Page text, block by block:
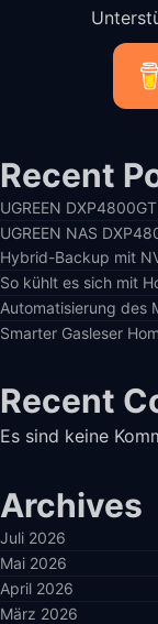
Recent
UGREEN
UGREEN NAS
Hybrid-Backup mit
So kühlt es sich mit
Automatisierung des
Smarter Gasleser
Recent
Es sind keine
Archives
Juli 2026
Mai 2026
April 2026
März 2026